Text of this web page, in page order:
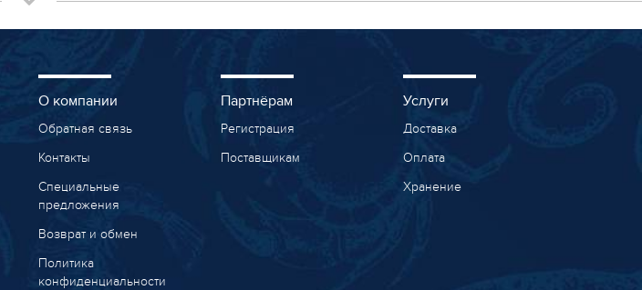
О компании
Обратная связь
Контакты
Специальные
предложения
Возврат и обмен
Политика
конфиденциальности
Партнёрам
Регистрация
Поставщикам
Услуги
Доставка
Оплата
Хранение